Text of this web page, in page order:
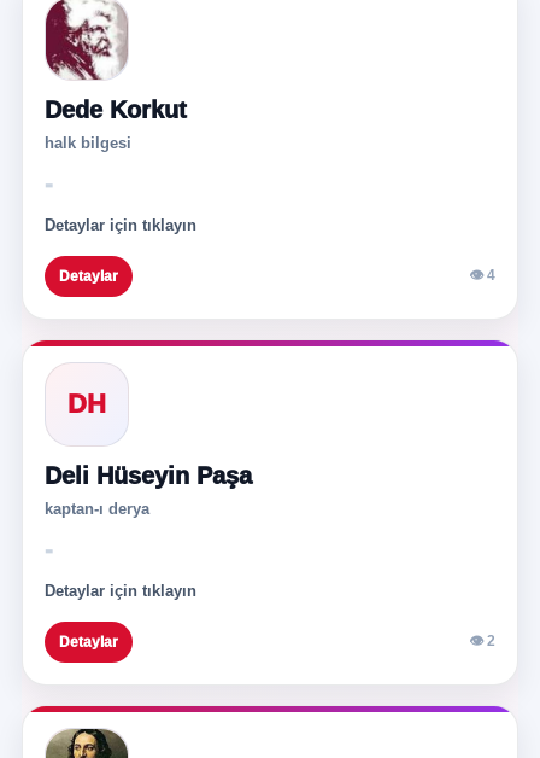
Dede Korkut
halk bilgesi
-
Detaylar için tıklayın
Detaylar 👁 4
DH
Deli Hüseyin Paşa
kaptan-ı derya
-
Detaylar için tıklayın
Detaylar 👁 2